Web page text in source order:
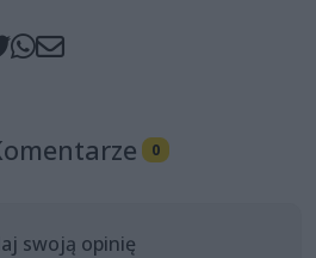
0
swoją opinię